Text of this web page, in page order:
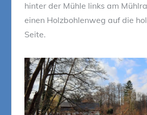
hinter der Mühle links am
einen Holzbohlenweg auf die
Seite.